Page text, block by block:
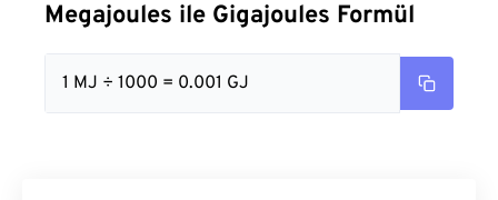
Megajoules ile Gigajoules Formül
1 MJ ÷ 1000 = 0.001 GJ